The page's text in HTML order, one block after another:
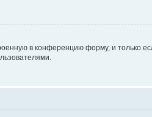
в конференцию форму, и только